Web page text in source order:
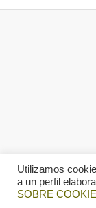
Utilizamos
a un perfil
SOBRE